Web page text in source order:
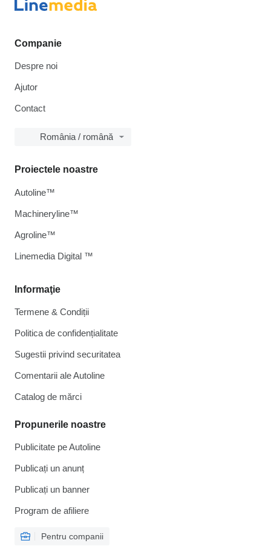
Companie
Despre noi
Ajutor
Contact
România / română
Informaţie
Termene & Condiții
Politica de confidențialitate
Sugestii privind securitatea
Comentarii ale Autoline
Catalog de mărcі
Propunerile noastre
Publicitate pe Autoline
Publicați un anunț
Publicați un banner
Program de afiliere
Pentru companii
Proiectele noastre
Autoline™
Machineryline™
Agroline™
Linemedia Digital ™